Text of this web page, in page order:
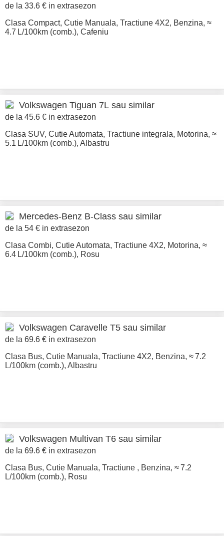
de la 33.6 € in extrasezon
Clasa Compact, Cutie Manuala, Tractiune 4X2, Benzina, ≈
4.7 L/100km (comb.), Cafeniu
Volkswagen Tiguan 7L sau similar
de la 45.6 € in extrasezon
Clasa SUV, Cutie Automata, Tractiune integrala, Motorina, ≈
5.1 L/100km (comb.), Albastru
Mercedes-Benz B-Class sau similar
de la 54 € in extrasezon
Clasa Combi, Cutie Automata, Tractiune 4X2, Motorina, ≈
6.4 L/100km (comb.), Rosu
Volkswagen Caravelle T5 sau similar
de la 69.6 € in extrasezon
Clasa Bus, Cutie Manuala, Tractiune 4X2, Benzina, ≈ 7.2
L/100km (comb.), Albastru
Volkswagen Multivan T6 sau similar
de la 69.6 € in extrasezon
Clasa Bus, Cutie Manuala, Tractiune , Benzina, ≈ 7.2
L/100km (comb.), Rosu